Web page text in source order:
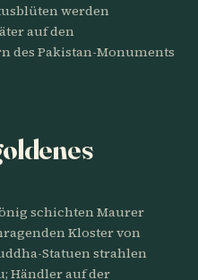
werden
auf den
des Pakistan-Monuments
schichten Maurer
Kloster von
Statuen strahlen
Händler auf der